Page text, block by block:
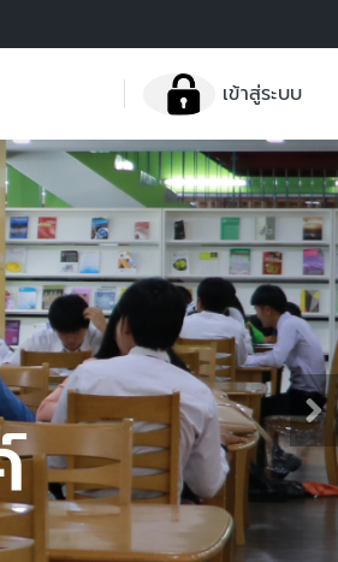
เข้าสู่ระบบ